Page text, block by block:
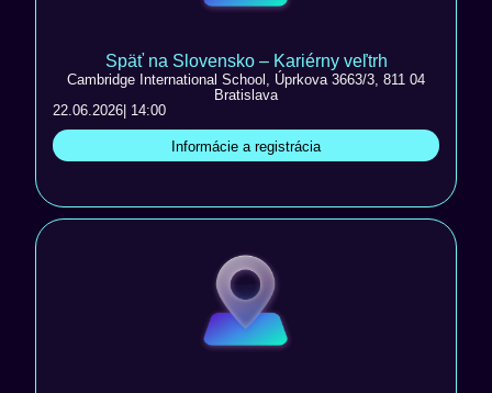
Späť na Slovensko – Kariérny veľtrh
Cambridge International School, Úprkova 3663/3, 811 04
Bratislava
22.06.2026 | 14:00
Informácie a registrácia